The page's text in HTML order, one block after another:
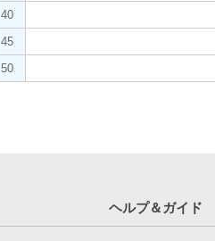
40
45
50
ヘルプ＆ガイド